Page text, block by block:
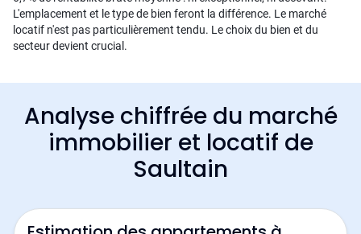
L'emplacement et le type de bien feront la différence. Le marché
locatif n'est pas particulièrement tendu. Le choix du bien et du
secteur devient crucial.
Analyse chiffrée du marché
immobilier et locatif de
Saultain